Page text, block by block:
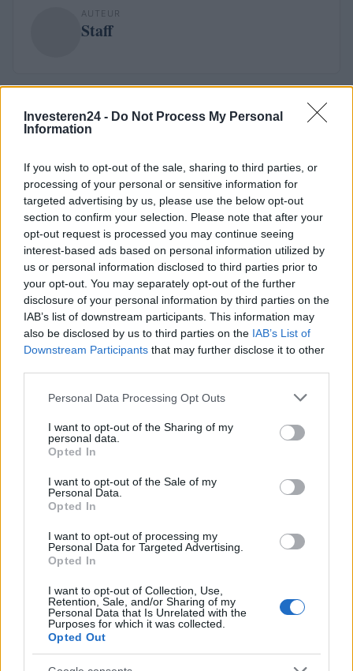
Investeren24 - Do Not Process My Personal
Information
If you wish to opt-out of the sale, sharing to third parties, or
processing of your personal or sensitive information for
targeted advertising by us, please use the below opt-out
section to confirm your selection. Please note that after your
opt-out request is processed you may continue seeing
interest-based ads based on personal information utilized by
us or personal information disclosed to third parties prior to
your opt-out. You may separately opt-out of the further
disclosure of your personal information by third parties on the
IAB’s list of downstream participants. This information may
also be disclosed by us to third parties on the IAB’s List of
Downstream Participants that may further disclose it to other
Please note that this website/app uses one or more Google
not limited to your visit or usage behaviour. You may click to
grant or deny consent to Google and its third-party tags to
use your data for below specified purposes in below Google
consent section.
Personal Data Processing Opt Outs
I want to opt-out of the Sharing of my
personal data.
Opted In
I want to opt-out of the Sale of my
Personal Data.
Opted In
I want to opt-out of processing my
Personal Data for Targeted Advertising.
Opted In
I want to opt-out of Collection, Use,
Retention, Sale, and/or Sharing of my
Personal Data that Is Unrelated with the
Purposes for which it was collected.
Opted Out
AUTEUR
Staff
Verder lezen
NEWS